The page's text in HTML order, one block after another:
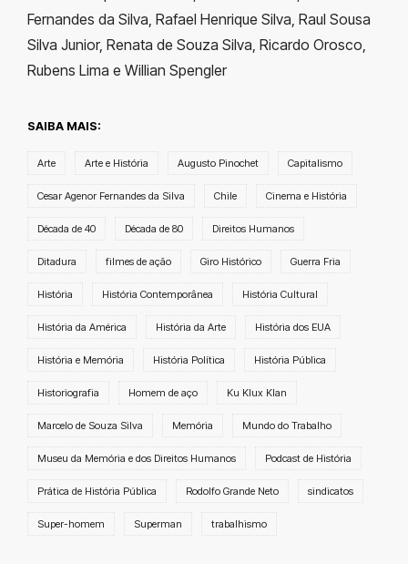
Fernandes da Silva, Rafael Henrique Silva, Raul Sousa
Silva Junior, Renata de Souza Silva, Ricardo Orosco,
Rubens Lima e Willian Spengler
SAIBA MAIS:
Arte Arte e História Augusto Pinochet Capitalismo
Cesar Agenor Fernandes da Silva Chile Cinema e História
Década de 40 Década de 80 Direitos Humanos
Ditadura filmes de ação Giro Histórico Guerra Fria
História História Contemporânea História Cultural
História da América História da Arte História dos EUA
História e Memória História Política História Pública
Historiografia Homem de aço Ku Klux Klan
Marcelo de Souza Silva Memória Mundo do Trabalho
Museu da Memória e dos Direitos Humanos Podcast de História
Prática de História Pública Rodolfo Grande Neto sindicatos
Super-homem Superman trabalhismo